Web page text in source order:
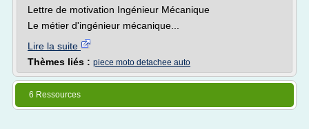
Lettre de motivation Ingénieur Mécanique
Le métier d'ingénieur mécanique...
Lire la suite
Thèmes liés : piece moto detachee auto
6 Ressources